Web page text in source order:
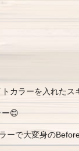
カラーを入れたス
ー😊
ーで大変身の